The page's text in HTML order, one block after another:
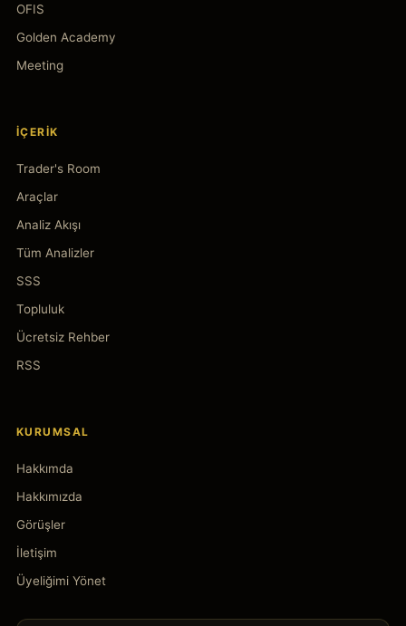
OFIS
Golden Academy
Meeting
İÇERIK
Trader's Room
Araçlar
Analiz Akışı
Tüm Analizler
SSS
Topluluk
Ücretsiz Rehber
RSS
KURUMSAL
Hakkımda
Hakkımızda
Görüşler
İletişim
Üyeliğimi Yönet